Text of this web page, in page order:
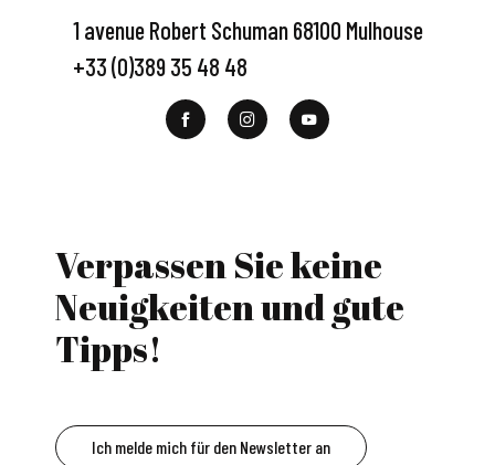
1 avenue Robert Schuman 68100 Mulhouse
+33 (0)389 35 48 48
Verpassen Sie keine
Neuigkeiten und gute
Tipps!
Ich melde mich für den Newsletter an